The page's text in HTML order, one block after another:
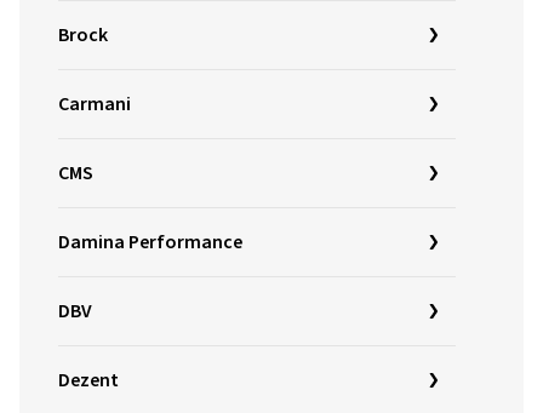
Brock
Carmani
CMS
Damina Performance
DBV
Dezent